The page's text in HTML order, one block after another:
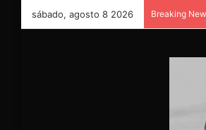
sábado, agosto 8 2026 Breaking